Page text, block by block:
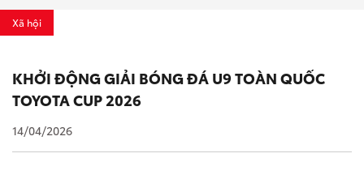
Xã hội
KHỞI ĐỘNG GIẢI BÓNG ĐÁ U9 TOÀN QUỐC
TOYOTA CUP 2026
14/04/2026